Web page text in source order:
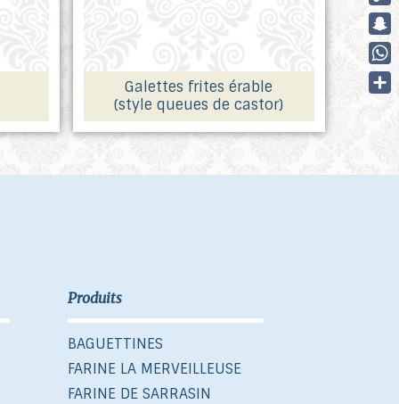
Galettes frites érable
(style queues de castor)
Produits
BAGUETTINES
FARINE LA MERVEILLEUSE
FARINE DE SARRASIN
Link